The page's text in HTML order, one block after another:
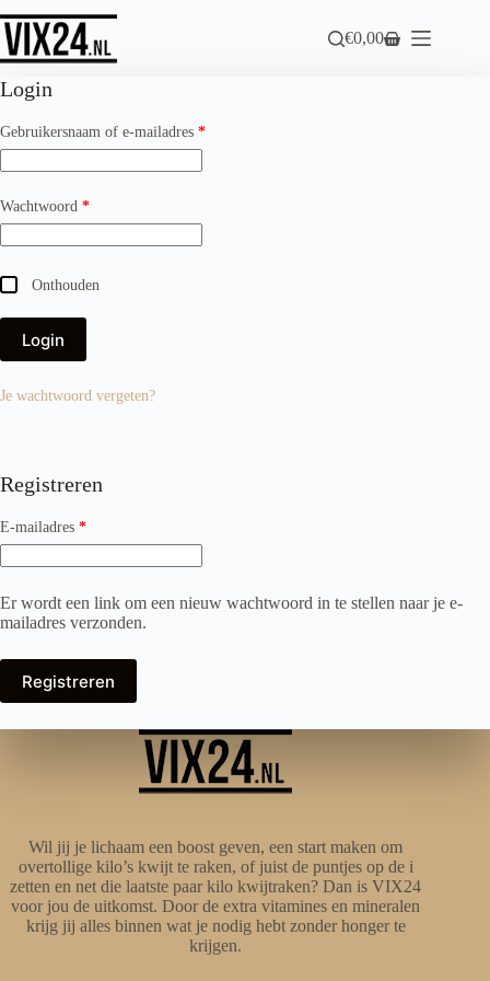
naar
de
inhoud
Winkelwagen
€0,00
Login
Gebruikersnaam of e-mailadres *Vereist
Wachtwoord *Vereist
Onthouden
Login
Je wachtwoord vergeten?
Registreren
E-mailadres *Vereist
Er wordt een link om een nieuw wachtwoord in te stellen naar je e-
mailadres verzonden.
Registreren
Wil jij je lichaam een boost geven, een start maken om
overtollige kilo’s kwijt te raken, of juist de puntjes op de i
zetten en net die laatste paar kilo kwijtraken? Dan is VIX24
voor jou de uitkomst. Door de extra vitamines en mineralen
krijg jij alles binnen wat je nodig hebt zonder honger te
krijgen.